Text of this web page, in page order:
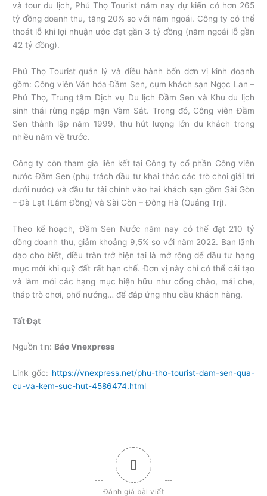
và tour du lịch, Phú Thọ Tourist năm nay dự kiến có hơn 265
tỷ đồng doanh thu, tăng 20% so với năm ngoái. Công ty có thể
thoát lỗ khi lợi nhuận ước đạt gần 3 tỷ đồng (năm ngoái lỗ gần
42 tỷ đồng).
Phú Thọ Tourist quản lý và điều hành bốn đơn vị kinh doanh
gồm: Công viên Văn hóa Đầm Sen, cụm khách sạn Ngọc Lan –
Phú Thọ, Trung tâm Dịch vụ Du lịch Đầm Sen và Khu du lịch
sinh thái rừng ngập mặn Vàm Sát. Trong đó, Công viên Đầm
Sen thành lập năm 1999, thu hút lượng lớn du khách trong
nhiều năm về trước.
Công ty còn tham gia liên kết tại Công ty cổ phần Công viên
nước Đầm Sen (phụ trách đầu tư khai thác các trò chơi giải trí
dưới nước) và đầu tư tài chính vào hai khách sạn gồm Sài Gòn
– Đà Lạt (Lâm Đồng) và Sài Gòn – Đông Hà (Quảng Trị).
Theo kế hoạch, Đầm Sen Nước năm nay có thể đạt 210 tỷ
đồng doanh thu, giảm khoảng 9,5% so với năm 2022. Ban lãnh
đạo cho biết, điều trăn trở hiện tại là mở rộng để đầu tư hạng
mục mới khi quỹ đất rất hạn chế. Đơn vị này chỉ có thể cải tạo
và làm mới các hạng mục hiện hữu như cổng chào, mái che,
tháp trò chơi, phố nướng… để đáp ứng nhu cầu khách hàng.
Tất Đạt
Nguồn tin: Báo Vnexpress
Link gốc: https://vnexpress.net/phu-tho-tourist-dam-sen-qua-
cu-va-kem-suc-hut-4586474.html
0
Đánh giá bài viết